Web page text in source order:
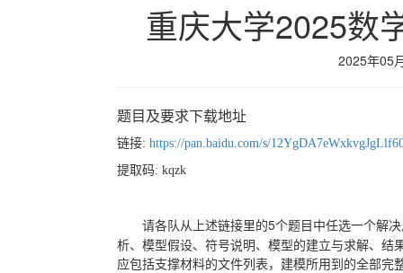
重庆大学2025数
2025年05
题目及要求下载地址
链接: https://pan.baidu.com/s/
提取码: kqzk
请各队从上述链接里的5个题目中任选一个解
析、模型假设、符号说明、模型的建立与求解、
应包括支撑材料的文件列表，建模所用到的全部完